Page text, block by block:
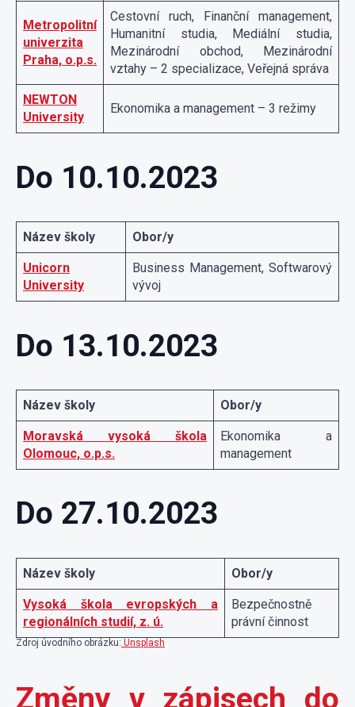
Metropolitní
univerzita
Praha, o.p.s.
Cestovní ruch, Finanční management,
Humanitní studia, Mediální studia,
Mezinárodní obchod, Mezinárodní
vztahy – 2 specializace, Veřejná správa
NEWTON
University
Ekonomika a management – 3 režimy
Do 10.10.2023
Název školy Obor/y
Unicorn
University
Business Management, Softwarový
vývoj
Do 13.10.2023
Název školy Obor/y
Moravská vysoká škola
Olomouc, o.p.s.
Ekonomika a
management
Do 27.10.2023
Název školy Obor/y
Vysoká škola evropských a
regionálních studií, z. ú.
Bezpečnostně
právní činnost
Zdroj úvodního obrázku: Unsplash
Změny v zápisech do